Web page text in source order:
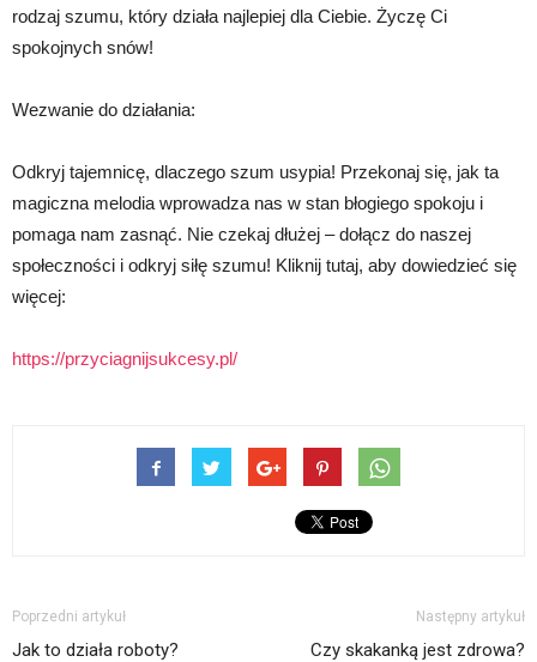
rodzaj szumu, który działa najlepiej dla Ciebie. Życzę Ci
spokojnych snów!
Wezwanie do działania:
Odkryj tajemnicę, dlaczego szum usypia! Przekonaj się, jak ta
magiczna melodia wprowadza nas w stan błogiego spokoju i
pomaga nam zasnąć. Nie czekaj dłużej – dołącz do naszej
społeczności i odkryj siłę szumu! Kliknij tutaj, aby dowiedzieć się
więcej:
https://przyciagnijsukcesy.pl/
Poprzedni artykuł
Jak to działa roboty?
Następny artykuł
Czy skakanką jest zdrowa?